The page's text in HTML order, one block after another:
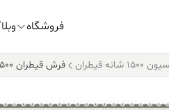
فروشگاه
شانه قیطران فرش قیطران ۱۵۰۰ شانه طرح شهرناز کرم